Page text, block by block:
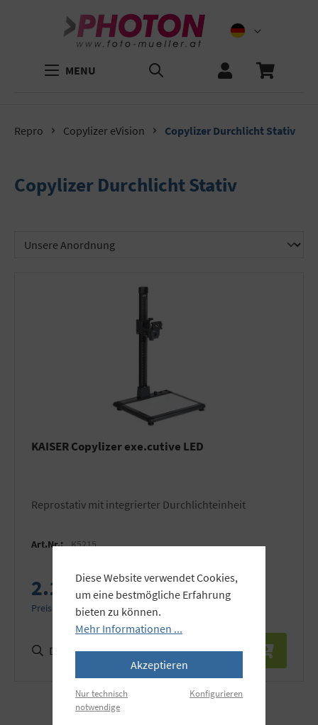
MENU
Repro Copylizer eVision Copylizer Durchlicht Stativ
Copylizer Durchlicht Stativ
KAISER Copylizer exe.cutive LED
Reprostativ mit integrierter Durchlichteinheit
Art.Nr.: K5215
2.199,00 €
Preise inkl. MwSt. zzgl. Versandkosten
Details
Diese Website verwendet Cookies,
um eine bestmögliche Erfahrung
bieten zu können.
Mehr Informationen ...
Akzeptieren
Nur technisch
notwendige
Konfigurieren